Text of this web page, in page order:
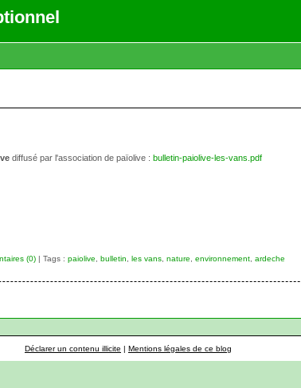
diffusé par l'association de païolive : bulletin-paiolive-les-vans.pdf
(0) | Tags : paiolive bulletin les vans nature environnement ardeche
Déclarer un contenu illicite | Mentions légales de ce blog